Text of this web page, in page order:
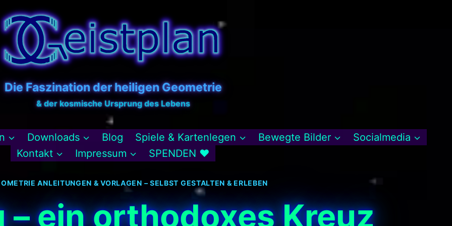
Die Faszination der heiligen Geometrie
& der kosmische Ursprung des Lebens
Downloads Blog Spiele & Kartenlegen Bewegte Bilder
Socialmedia
Kontakt
Impressum SPENDEN ♥
ANLEITUNGEN & VORLAGEN – SELBST GESTALTEN & ERLEBEN
ein orthodoxes Kreuz